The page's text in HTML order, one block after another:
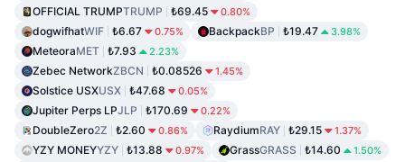
OFFICIAL TRUMPTRUMP ₺69.45 0.80%
dogwifhatWIF ₺6.67 0.75% BackpackBP ₺19.47 3.98%
MeteoraMET ₺7.93 2.23%
Zebec NetworkZBCN ₺0.08526 1.45%
Solstice USXUSX ₺47.68 0.05%
Jupiter Perps LPJLP ₺170.69 0.22%
DoubleZero2Z ₺2.60 0.86% RaydiumRAY ₺29.15 1.37%
YZY MONEYYZY ₺13.88 0.97% GrassGRASS ₺14.60 1.50%